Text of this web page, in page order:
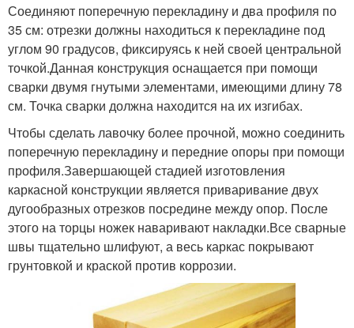
Соединяют поперечную перекладину и два профиля по
35 см: отрезки должны находиться к перекладине под
углом 90 градусов, фиксируясь к ней своей центральной
точкой.Данная конструкция оснащается при помощи
сварки двумя гнутыми элементами, имеющими длину 78
см. Точка сварки должна находится на их изгибах.
Чтобы сделать лавочку более прочной, можно соединить
поперечную перекладину и передние опоры при помощи
профиля.Завершающей стадией изготовления
каркасной конструкции является приваривание двух
дугообразных отрезков посредине между опор. После
этого на торцы ножек наваривают накладки.Все сварные
швы тщательно шлифуют, а весь каркас покрывают
грунтовкой и краской против коррозии.